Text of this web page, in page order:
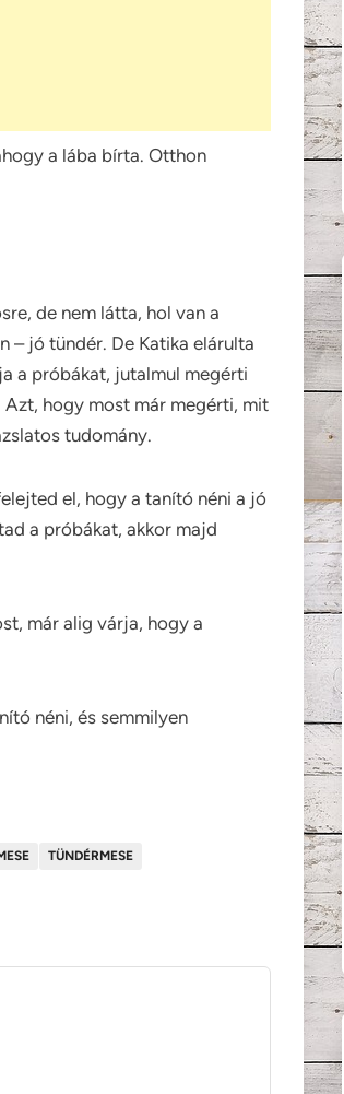
a lába bírta. Otthon
de nem látta, hol van a
– jó tündér. De Katika elárulta
a próbákat, jutalmul megérti
hogy most már megérti, mit
tudomány.
el, hogy a tanító néni a jó
a próbákat, akkor majd
már alig várja, hogy a
néni, és semmilyen
TÜNDÉRMESE